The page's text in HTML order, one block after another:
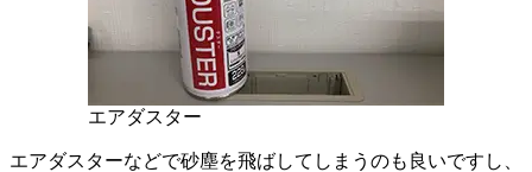
エアダスター
エアダスターなどで砂塵を飛ばしてしまうのも良いですし、